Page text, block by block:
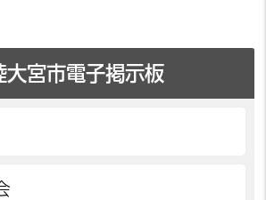
大宮市電子掲示板